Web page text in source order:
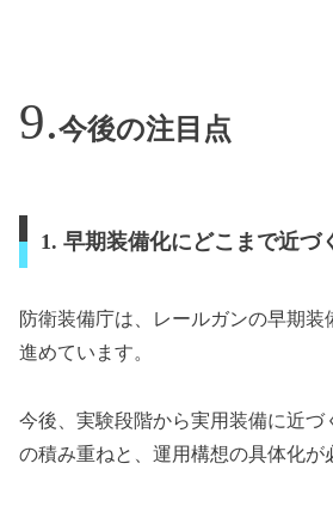
今後の注目点
1. 早期装備化にどこまで近づ
防衛装備庁は、レールガンの早期装
進めています。
今後、実験段階から実用装備に近づ
の積み重ねと、運用構想の具体化が